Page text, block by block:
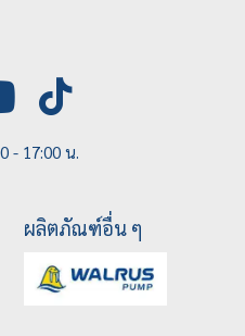
- 17:00 น.
ผลิตภัณฑ์อื่น ๆ